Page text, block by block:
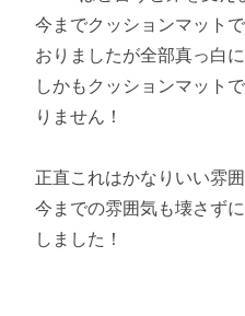
今までクッションマット
おりましたが全部真っ白
しかもクッションマット
りません！
正直これはかなりいい雰
今までの雰囲気も壊さず
しました！